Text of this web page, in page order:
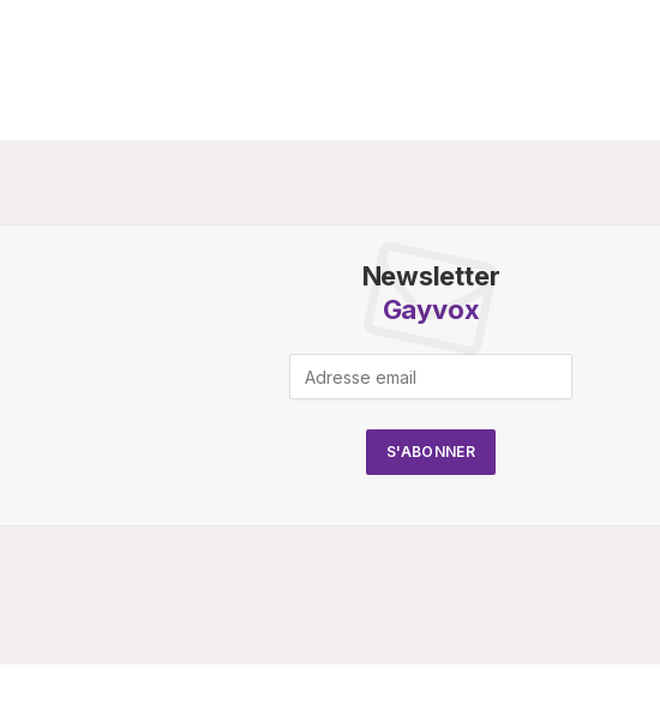
Newsletter
Gayvox